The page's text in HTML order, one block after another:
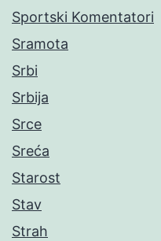
Sportski Komentatori
Sramota
Srbi
Srbija
Srce
Sreća
Starost
Stav
Strah